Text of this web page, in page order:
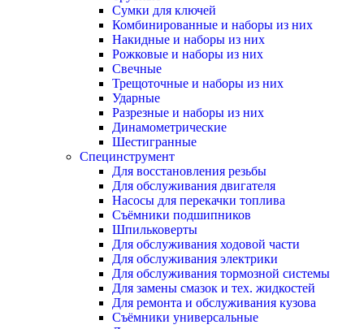
Сумки для ключей
Комбинированные и наборы из них
Накидные и наборы из них
Рожковые и наборы из них
Свечные
Трещоточные и наборы из них
Ударные
Разрезные и наборы из них
Динамометрические
Шестигранные
Специнструмент
Для восстановления резьбы
Для обслуживания двигателя
Насосы для перекачки топлива
Съёмники подшипников
Шпильковерты
Для обслуживания ходовой части
Для обслуживания электрики
Для обслуживания тормозной системы
Для замены смазок и тех. жидкостей
Для ремонта и обслуживания кузова
Съёмники универсальные